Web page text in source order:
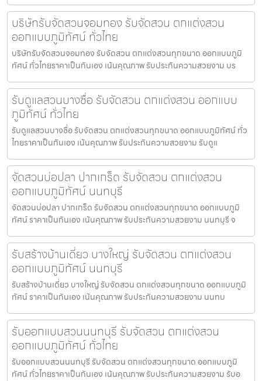
บริษัทรับจัดสวนจอมทอง รับจัดสวน ตกแต่งสวน
ออกแบบภูมิทัศน์ ทั่วไทย
บริษัทรับจัดสวนจอมทอง รับจัดสวน ตกแต่งสวนทุกขนาด ออกแบบภูมิ
ทัศน์ ทั่วไทยราคาเป็นกันเอง เน้นคุณภาพ รับประกันความสวยงาม บร
รับดูแลสวนบางซื่อ รับจัดสวน ตกแต่งสวน ออกแบบ
ภูมิทัศน์ ทั่วไทย
รับดูแลสวนบางซื่อ รับจัดสวน ตกแต่งสวนทุกขนาด ออกแบบภูมิทัศน์ ทั่ว
ไทยราคาเป็นกันเอง เน้นคุณภาพ รับประกันความสวยงาม รับดูแ
จัดสวนบ่อปลา ปากเกร็ด รับจัดสวน ตกแต่งสวน
ออกแบบภูมิทัศน์ นนทบุรี
จัดสวนบ่อปลา ปากเกร็ด รับจัดสวน ตกแต่งสวนทุกขนาด ออกแบบภูมิ
ทัศน์ ราคาเป็นกันเอง เน้นคุณภาพ รับประกันความสวยงาม นนทบุรี จ
รับสร้างบ้านเดี่ยว บางใหญ่ รับจัดสวน ตกแต่งสวน
ออกแบบภูมิทัศน์ นนทบุรี
รับสร้างบ้านเดี่ยว บางใหญ่ รับจัดสวน ตกแต่งสวนทุกขนาด ออกแบบภูมิ
ทัศน์ ราคาเป็นกันเอง เน้นคุณภาพ รับประกันความสวยงาม นนทบ
รับออกแบบสวนนนทบุรี รับจัดสวน ตกแต่งสวน
ออกแบบภูมิทัศน์ ทั่วไทย
รับออกแบบสวนนนทบุรี รับจัดสวน ตกแต่งสวนทุกขนาด ออกแบบภูมิ
ทัศน์ ทั่วไทยราคาเป็นกันเอง เน้นคุณภาพ รับประกันความสวยงาม รับอ